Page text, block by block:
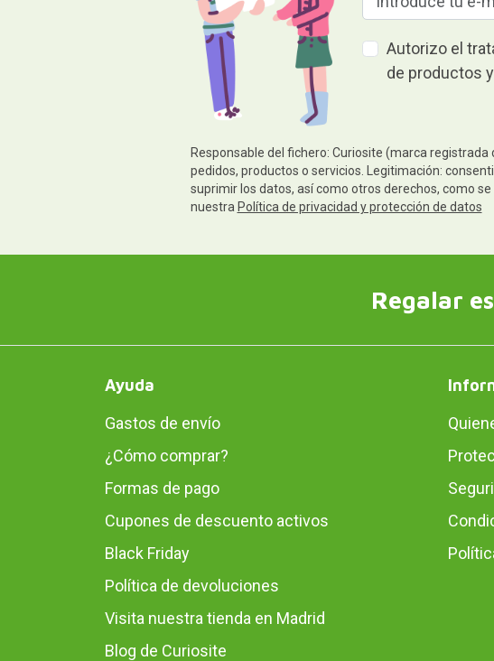
Autorizo el
de productos
Responsable del fichero: Curiosite (marca
pedidos, productos o servicios. Legitimación:
suprimir los datos, así como otros derechos, como
nuestra Política de privacidad y protección de datos
Regalar
Ayuda
Gastos de envío
¿Cómo comprar?
Formas de pago
Cupones de descuento activos
Black Friday
Política de devoluciones
Visita nuestra tienda en Madrid
Blog de Curiosite